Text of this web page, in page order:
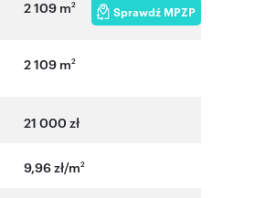
2 109 m2 Sprawdź MPZP
2 109 m2
21 000 zł
9,96 zł/m2